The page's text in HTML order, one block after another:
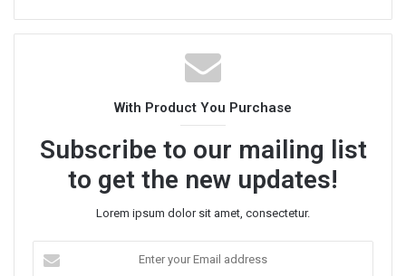
b
s
i
e
With Product You Purchase
Subscribe to our mailing list
to get the new updates!
Lorem ipsum dolor sit amet, consectetur.